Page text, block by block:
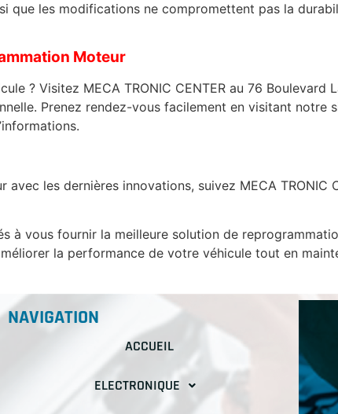
que les modifications ne compromettent pas la
Moteur
? Visitez MECA TRONIC CENTER au 76 Boulevard
Prenez rendez-vous facilement en visitant notre
les dernières innovations, suivez MECA TRONIC
à vous fournir la meilleure solution de
la performance de votre véhicule tout en
NAVIGATION
ACCUEIL
ELECTRONIQUE